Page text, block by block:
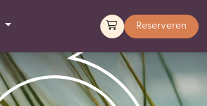
Reserveren